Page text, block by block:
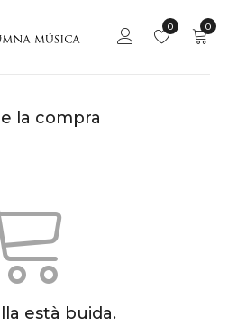
0
0
la compra
està buida.